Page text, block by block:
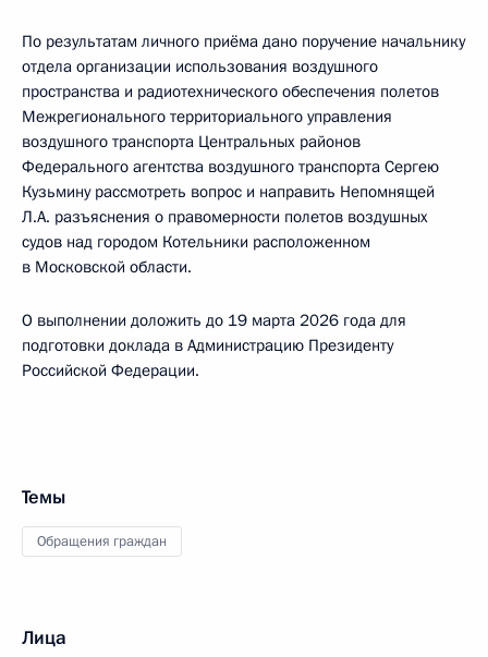
По результатам личного приёма дано поручение начальнику
отдела организации использования воздушного
пространства и радиотехнического обеспечения полетов
Межрегионального территориального управления
воздушного транспорта Центральных районов
Федерального агентства воздушного транспорта Сергею
Кузьмину рассмотреть вопрос и направить Непомнящей
Л.А. разъяснения о правомерности полетов воздушных
судов над городом Котельники расположенном
в Московской области.
О выполнении доложить до 19 марта 2026 года для
подготовки доклада в Администрацию Президенту
Российской Федерации.
Темы
Обращения граждан
Лица